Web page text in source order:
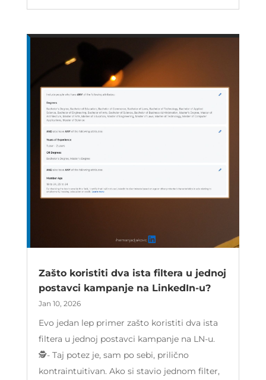
Zašto koristiti dva ista filtera u jednoj
postavci kampanje na LinkedIn-u?
Jan 10, 2026
Evo jedan lep primer zašto koristiti dva ista
filtera u jednoj postavci kampanje na LN-u.
🕵- Taj potez je, sam po sebi, prilično
kontraintuitivan. Ako si stavio jednom filter,